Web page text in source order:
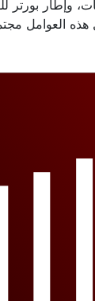
وإطار بورتر
العوامل